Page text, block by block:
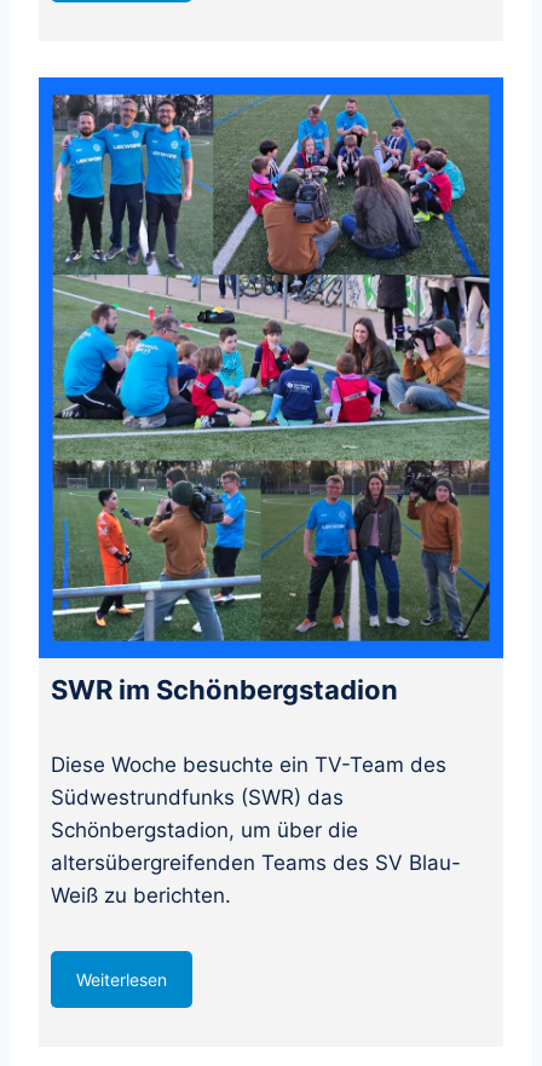
SWR im Schönbergstadion
Diese Woche besuchte ein TV-Team des
Südwestrundfunks (SWR) das
Schönbergstadion, um über die
altersübergreifenden Teams des SV Blau-
Weiß zu berichten.
Weiterlesen